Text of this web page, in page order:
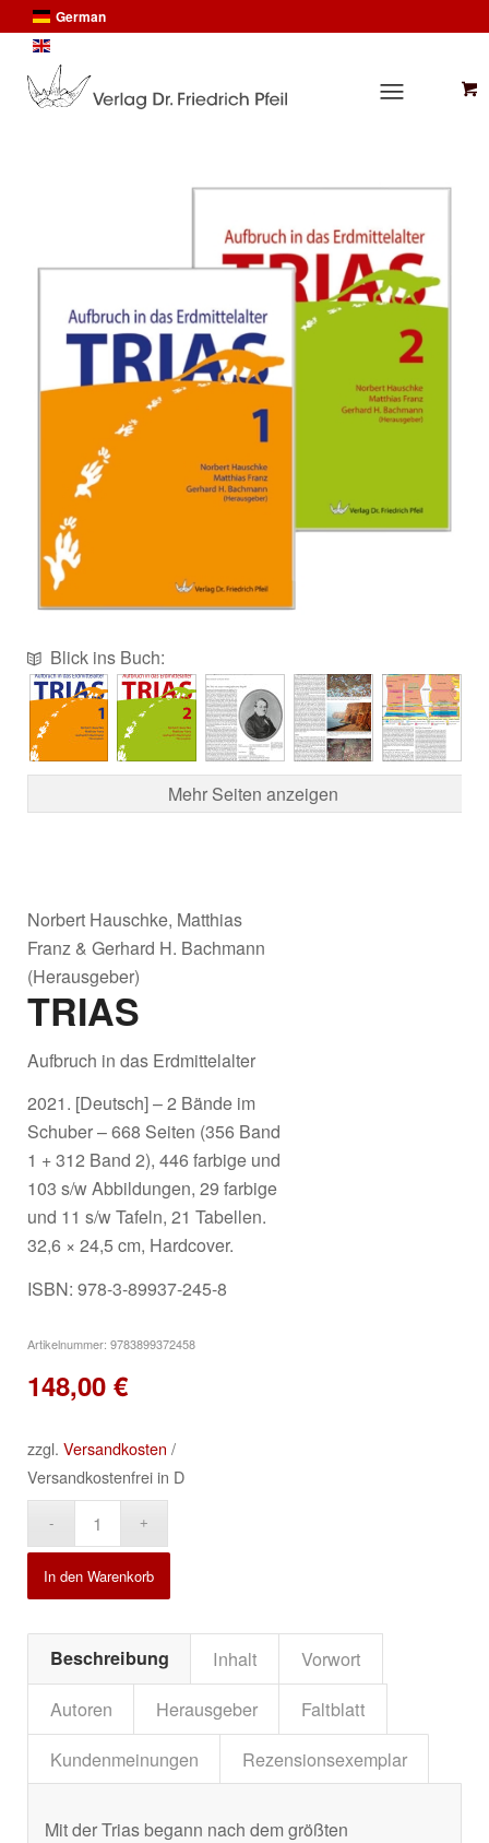
German
Blick ins Buch:
Mehr Seiten anzeigen
Norbert Hauschke, Matthias
Franz & Gerhard H. Bachmann
(Herausgeber)
TRIAS
Aufbruch in das Erdmittelalter
2021. [Deutsch] – 2 Bände im
Schuber – 668 Seiten (356 Band
1 + 312 Band 2), 446 farbige und
103 s/w Abbildungen, 29 farbige
und 11 s/w Tafeln, 21 Tabellen.
32,6 × 24,5 cm, Hardcover.
ISBN: 978-3-89937-245-8
Artikelnummer: 9783899372458
148,00 €
zzgl. Versandkosten /
Versandkostenfrei in D
In den Warenkorb
Beschreibung Inhalt
Vorwort
Autoren
Herausgeber
Faltblatt
Kundenmeinungen
Rezensionsexemplar
Mit der Trias begann nach dem größten